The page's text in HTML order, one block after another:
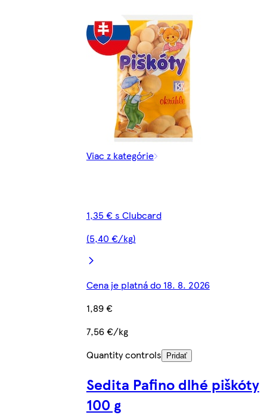
Viac z kategórie
1,35 € s Clubcard
(5,40 €/kg)
Cena je platná do 18. 8. 2026
1,89 €
7,56 €/kg
Quantity controls
Pridať
Sedita Pafino dlhé piškóty
100 g